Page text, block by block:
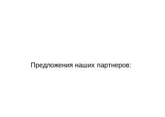
Предложения наших партнеров: